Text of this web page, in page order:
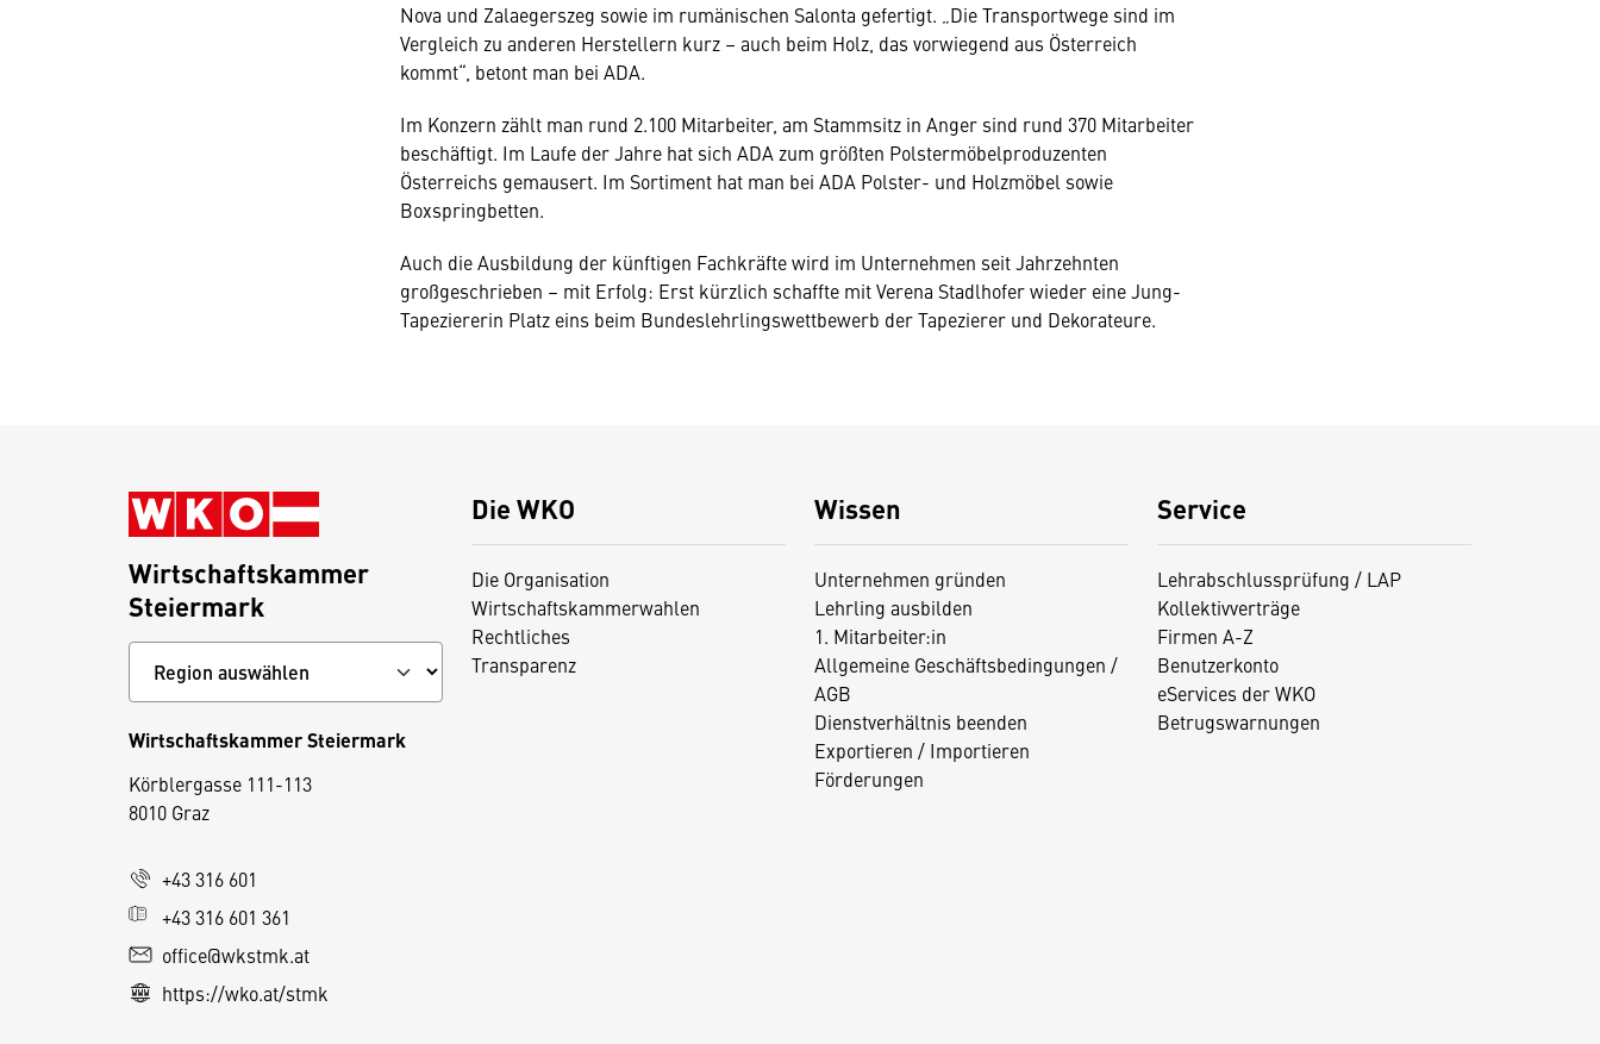
Nova und Zalaegerszeg sowie im rumänischen Salonta gefertigt. „Die Transportwege sind im
Vergleich zu anderen Herstellern kurz – auch beim Holz, das vorwiegend aus Österreich
kommt“, betont man bei ADA.
Im Konzern zählt man rund 2.100 Mitarbeiter, am Stammsitz in Anger sind rund 370 Mitarbeiter
beschäftigt. Im Laufe der Jahre hat sich ADA zum größten Polstermöbelproduzenten
Österreichs gemausert. Im Sortiment hat man bei ADA Polster- und Holzmöbel sowie
Boxspringbetten.
Auch die Ausbildung der künftigen Fachkräfte wird im Unternehmen seit Jahrzehnten
großgeschrieben – mit Erfolg: Erst kürzlich schaffte mit Verena Stadlhofer wieder eine Jung-
Tapeziererin Platz eins beim Bundeslehrlingswettbewerb der Tapezierer und Dekorateure.
Die WKO
Die Organisation
Wirtschaftskammerwahlen
Rechtliches
Transparenz
Wissen
Unternehmen gründen
Lehrling ausbilden
1. Mitarbeiter:in
Allgemeine Geschäftsbedingungen /
AGB
Dienstverhältnis beenden
Exportieren / Importieren
Förderungen
Service
Lehrabschlussprüfung / LAP
Kollektivverträge
Firmen A-Z
Benutzerkonto
eServices der WKO
Betrugswarnungen
Wirtschaftskammer
Steiermark
Wirtschaftskammer Steiermark
Körblergasse 111-113
8010 Graz
+43 316 601
+43 316 601 361
office@wkstmk.at
https://wko.at/stmk